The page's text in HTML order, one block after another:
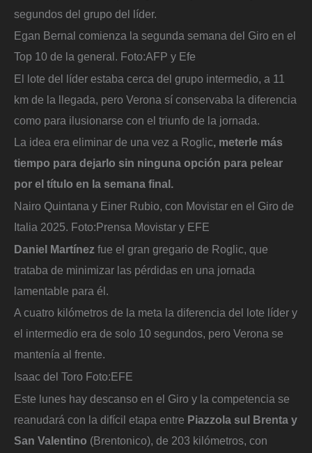
segundos del grupo del líder.
Egan Bernal comienza la segunda semana del Giro en el
Top 10 de la general. Foto:AFP y Efe
El lote del líder estaba cerca del grupo intermedio, a 11
km de la llegada, pero Verona sí conservaba la diferencia
como para ilusionarse con el triunfo de la jornada.
La idea era eliminar de una vez a Roglic, meterle más
tiempo para dejarlo sin ninguna opción para pelear
por el título en la semana final.
Nairo Quintana y Einer Rubio, con Movistar en el Giro de
Italia 2025. Foto:Prensa Movistar y EFE
Daniel Martínez fue el gran gregario de Roglic, que
trataba de minimizar las pérdidas en una jornada
lamentable para él.
A cuatro kilómetros de la meta la diferencia del lote líder y
el intermedio era de solo 10 segundos, pero Verona se
mantenía al frente.
Isaac del Toro Foto:EFE
Este lunes hay descanso en el Giro y la competencia se
reanudará con la difícil etapa entre Piazzola sul Brenta y
San Valentino (Brentonico), de 203 kilómetros, con